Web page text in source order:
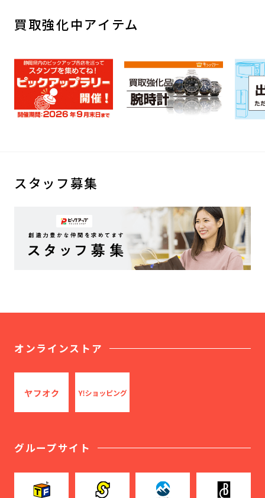
買取強化中アイテム
スタッフ募集
オンラインストア
グループサイト